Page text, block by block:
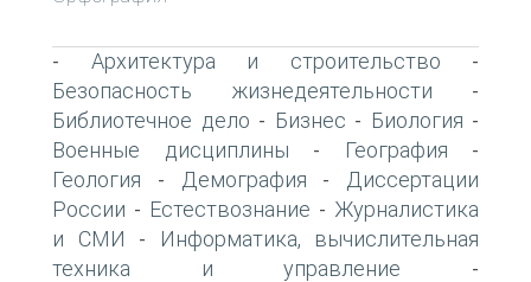
- Архитектура и строительство -
Безопасность жизнедеятельности -
Библиотечное дело - Бизнес - Биология -
Военные дисциплины - География -
Геология - Демография -
Диссертации
России - Естествознание - Журналистика
и СМИ -
Информатика, вычислительная
техника и управление -